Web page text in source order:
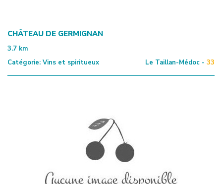
CHÂTEAU DE GERMIGNAN
3.7 km
Catégorie: Vins et spiritueux Le Taillan-Médoc - 33